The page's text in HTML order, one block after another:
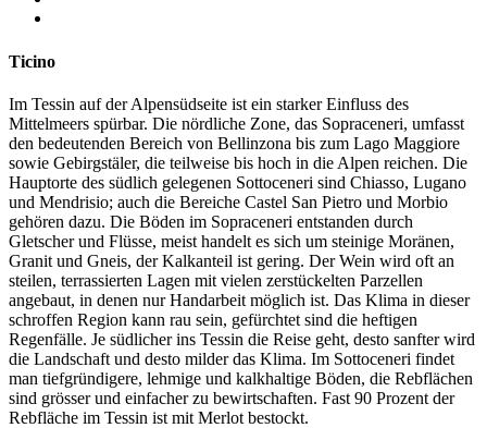
Ticino
Im Tessin auf der Alpensüdseite ist ein starker Einfluss des
Mittelmeers spürbar. Die nördliche Zone, das Sopraceneri, umfasst
den bedeutenden Bereich von Bellinzona bis zum Lago Maggiore
sowie Gebirgstäler, die teilweise bis hoch in die Alpen reichen. Die
Hauptorte des südlich gelegenen Sottoceneri sind Chiasso, Lugano
und Mendrisio; auch die Bereiche Castel San Pietro und Morbio
gehören dazu. Die Böden im Sopraceneri entstanden durch
Gletscher und Flüsse, meist handelt es sich um steinige Moränen,
Granit und Gneis, der Kalkanteil ist gering. Der Wein wird oft an
steilen, terrassierten Lagen mit vielen zerstückelten Parzellen
angebaut, in denen nur Handarbeit möglich ist. Das Klima in dieser
schroffen Region kann rau sein, gefürchtet sind die heftigen
Regenfälle. Je südlicher ins Tessin die Reise geht, desto sanfter wird
die Landschaft und desto milder das Klima. Im Sottoceneri findet
man tiefgründigere, lehmige und kalkhaltige Böden, die Rebflächen
sind grösser und einfacher zu bewirtschaften. Fast 90 Prozent der
Rebfläche im Tessin ist mit Merlot bestockt.